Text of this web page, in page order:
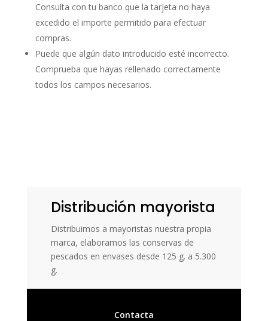
Consulta con tu banco que la tarjeta no haya
excedido el importe permitido para efectuar
compras.
Puede que algún dato introducido esté incorrecto.
Comprueba que hayas rellenado correctamente
todos los campos necesarios.
Distribución mayorista
Distribuimos a mayoristas nuestra propia
marca, elaboramos las conservas de
pescados en envases desde 125 g. a 5.300
g.
Contacta